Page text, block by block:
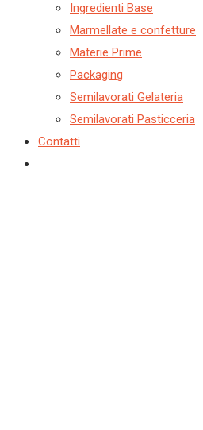
Ingredienti Base
Marmellate e confetture
Materie Prime
Packaging
Semilavorati Gelateria
Semilavorati Pasticceria
Contatti